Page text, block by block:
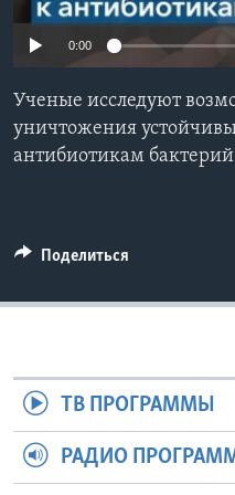
Learning English
СОЦИАЛЬНЫЕ СЕТИ
0:00
Ученые исследуют
уничтожения
антибиотикам
Поделиться
ТВ ПРОГРАММЫ
РАДИО